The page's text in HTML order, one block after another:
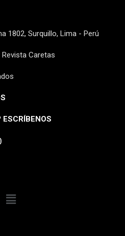
1802, Surquillo, Lima - Perú
Caretas